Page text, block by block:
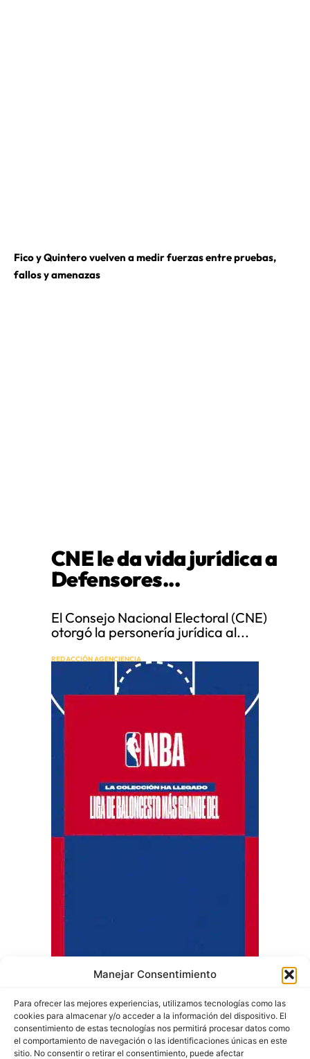
Manejar Consentimiento
Para ofrecer las mejores experiencias, utilizamos tecnologías como las
cookies para almacenar y/o acceder a la información del dispositivo. El
consentimiento de estas tecnologías nos permitirá procesar datos como
el comportamiento de navegación o las identificaciones únicas en este
sitio. No consentir o retirar el consentimiento, puede afectar
Fico y Quintero vuelven a medir fuerzas entre pruebas,
fallos y amenazas
CNE le da vida jurídica a
Defensores...
El Consejo Nacional Electoral (CNE)
otorgó la personería jurídica al...
REDACCIÓN AGENCIENCIA